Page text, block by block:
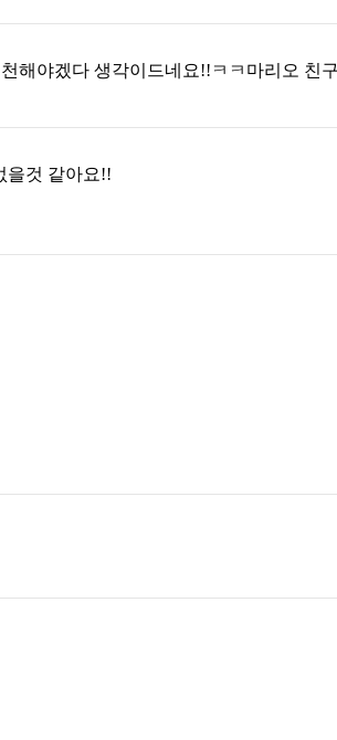
해야겠다 생각이드네요!!ㅋㅋ마리오 친
을것 같아요!!